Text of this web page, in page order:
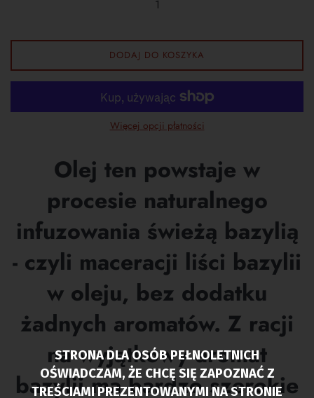
DODAJ DO KOSZYKA
Więcej opcji płatności
Olej ten powstaje w
procesie naturalnego
infuzowania świeżą bazylią
- czyli maceracji liści bazylii
w oleju, bez dodatku
żadnych aromatów. Z racji
na wyjątkowy aromat
bazylii ma bardzo szerokie
STRONA DLA OSÓB PEŁNOLETNICH
OŚWIADCZAM, ŻE CHCĘ SIĘ ZAPOZNAĆ Z
TREŚCIAMI PREZENTOWANYMI NA STRONIE